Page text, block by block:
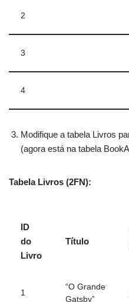
2
3
4
Modifique a tabela Livros
(agora está na tabela
Tabela Livros (2FN):
ID
do
Livro
Título
1
“O Grande
Gatsby”